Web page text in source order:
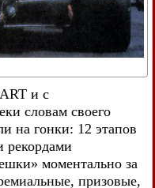
и с
словам своего
на гонки: 12 этапов
рекордами
моментально за
призовые,